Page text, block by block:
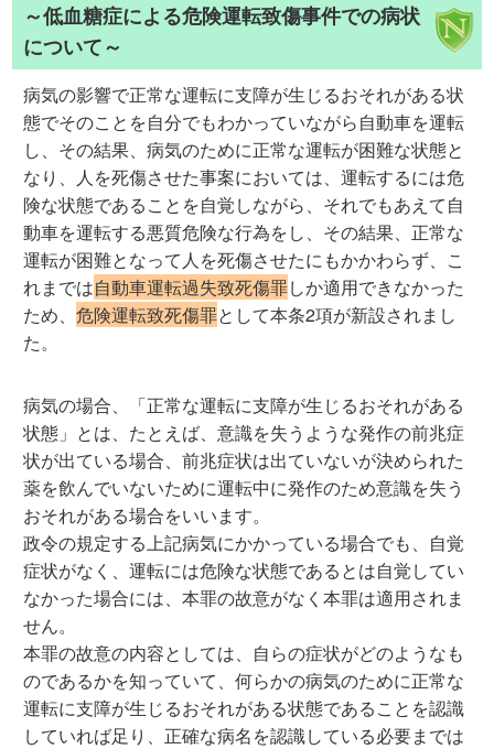
～低血糖症による危険運転致傷事件での病状
について～
病気の影響で正常な運転に支障が生じるおそれがある状
態でそのことを自分でもわかっていながら自動車を運転
し、その結果、病気のために正常な運転が困難な状態と
なり、人を死傷させた事案においては、運転するには危
険な状態であることを自覚しながら、それでもあえて自
動車を運転する悪質危険な行為をし、その結果、正常な
運転が困難となって人を死傷させたにもかかわらず、こ
れまでは自動車運転過失致死傷罪しか適用できなかった
ため、危険運転致死傷罪として本条2項が新設されまし
た。
病気の場合、「正常な運転に支障が生じるおそれがある
状態」とは、たとえば、意識を失うような発作の前兆症
状が出ている場合、前兆症状は出ていないが決められた
薬を飲んでいないために運転中に発作のため意識を失う
おそれがある場合をいいます。
政令の規定する上記病気にかかっている場合でも、自覚
症状がなく、運転には危険な状態であるとは自覚してい
なかった場合には、本罪の故意がなく本罪は適用されま
せん。
本罪の故意の内容としては、自らの症状がどのようなも
のであるかを知っていて、何らかの病気のために正常な
運転に支障が生じるおそれがある状態であることを認識
していれば足り、正確な病名を認識している必要までは